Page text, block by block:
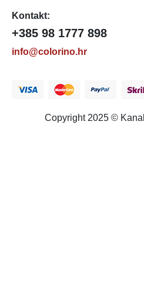
Kontakt:
+385 98 1777 898
info@colorino.hr
Copyright 2025 ©